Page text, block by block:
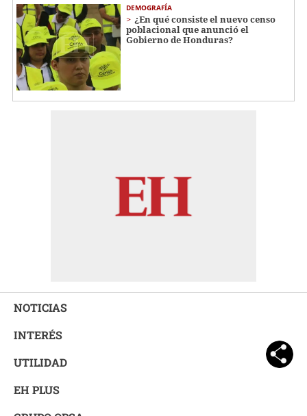
DEMOGRAFÍA
¿En qué consiste el nuevo censo
poblacional que anunció el
Gobierno de Honduras?
NOTICIAS
INTERÉS
UTILIDAD
EH PLUS